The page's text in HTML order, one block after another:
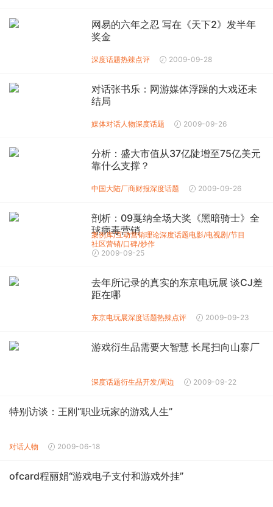
网易的六年之忍 写在《天下2》发半年
奖金
深度话题热辣点评 2009-09-28
对话张书乐：网游媒体浮躁的大戏还未
结局
媒体对话人物深度话题 2009-09-26
分析：盛大市值从37亿陡增至75亿美元
靠什么支撑？
中国大陆厂商财报深度话题 2009-09-26
剖析：09戛纳全场大奖《黑暗骑士》全
球病毒营销
案例库/互动营销理论深度话题电影/电视剧/节目
社区营销/口碑/炒作
2009-09-25
去年所记录的真实的东京电玩展 谈CJ差
距在哪
东京电玩展深度话题热辣点评 2009-09-23
游戏衍生品需要大智慧 长尾扫向山寨厂
深度话题衍生品开发/周边 2009-09-22
特别访谈：王刚“职业玩家的游戏人生”
对话人物 2009-06-18
ofcard程丽娟“游戏电子支付和游戏外挂”